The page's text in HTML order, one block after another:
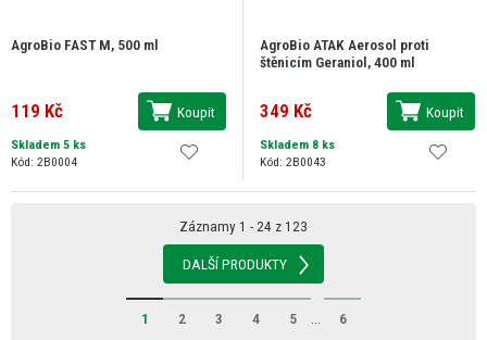
AgroBio FAST M, 500 ml
119 Kč Koupit
Skladem 5 ks
Kód: 2B0004
AgroBio ATAK Aerosol proti
štěnicím Geraniol, 400 ml
349 Kč Koupit
Skladem 8 ks
Kód: 2B0043
Záznamy 1 - 24 z 123
DALŠÍ PRODUKTY
1 2 3 4 5 ... 6